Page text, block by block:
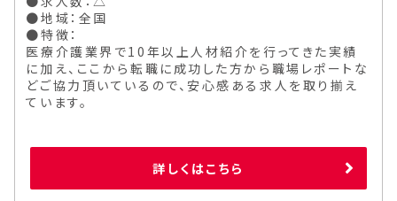
●地域：全国
●特徴：
医療介護業界で10年以上人材紹介を行ってきた実績
に加え、ここから転職に成功した方から職場レポートな
どご協力頂いているので、安心感ある求人を取り揃え
ています。
詳しくはこちら